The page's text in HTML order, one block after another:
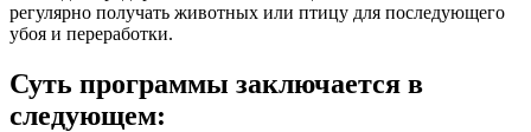
регулярно получать животных или птицу для последующего
убоя и переработки.
Суть программы заключается в
следующем: